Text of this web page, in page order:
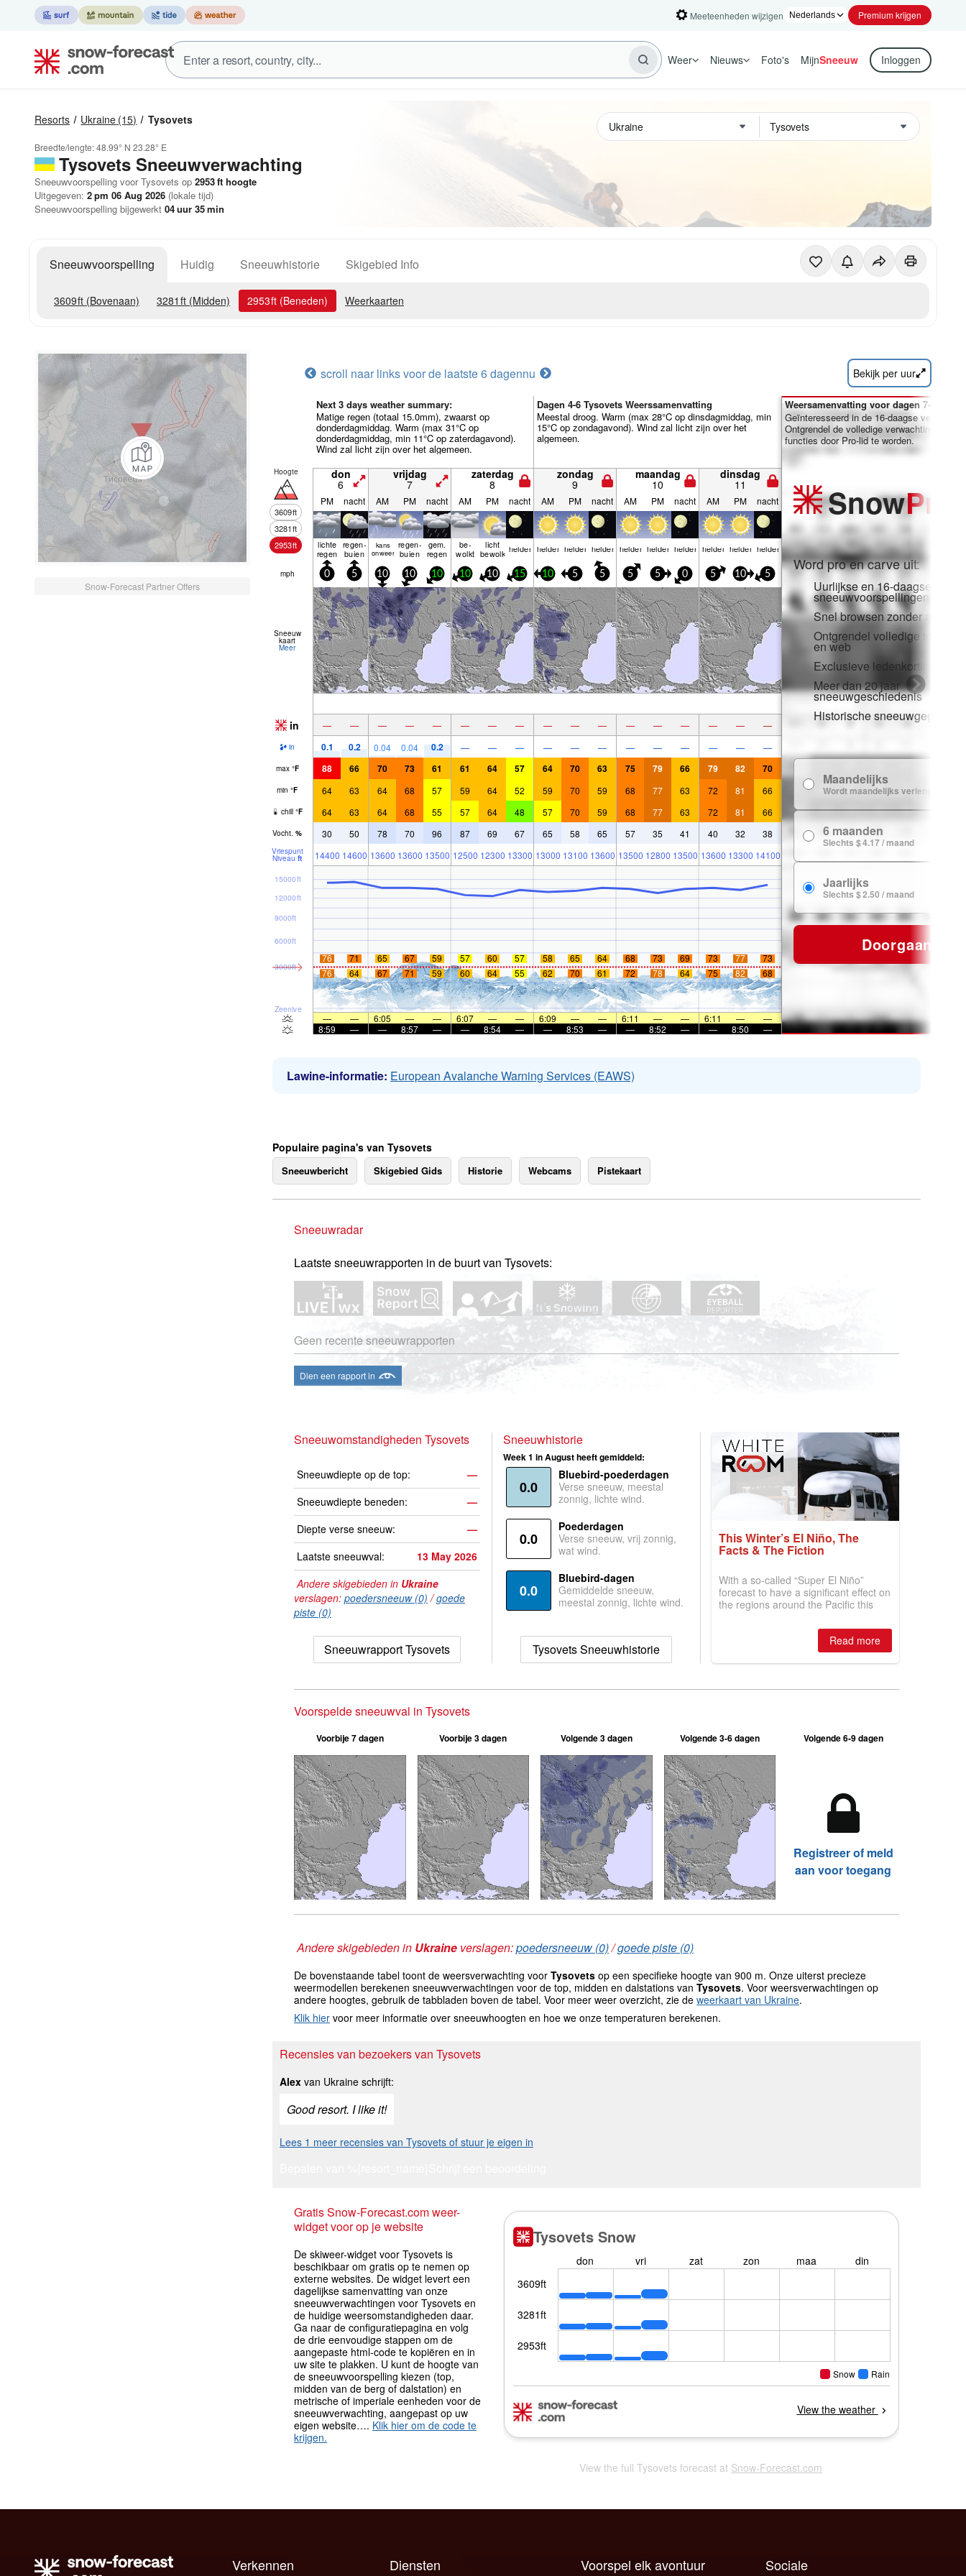
Meeteenheden wijzigen Premium krijgen
Weer Nieuws Foto's MijnSneeuw Inloggen
Resorts Ukraine (15) Tysovets
Breedte/lengte:48.99° N 23.28° E
Tysovets Sneeuwverwachting
Sneeuwvoorspelling voor Tysovets op 2953ft hoogte
Uitgegeven: 2 pm 06 Aug 2026 (lokale tijd)
Sneeuwvoorspelling bijgewerkt 04uur 35min
Sneeuwvoorspelling Huidig Sneeuwhistorie Skigebied Info
3609ft (Bovenaan) 3281 ft (Midden) 2953ft (Beneden) Weerkaarten
Snow-Forecast Partner Offers
scroll naar links voor de laatste 6 dagennu Bekijk per uur
Next 3 days weather summary:
Matige regen (totaal 15.0mm), zwaarst op
donderdagmiddag. Warm (max 31°C op
donderdagmiddag, min 11°C op zaterdagavond).
Wind zal licht zijn over het algemeen.
Dagen 4-6 Tysovets Weerssamenvatting
Meestal droog. Warm (max 28°C op dinsdagmiddag, min
15°C op zondagavond). Wind zal licht zijn over het
algemeen.
Hoogte
3609ft
3281ft
2953ft
don
6
vrijdag
7
zaterdag
8
zondag
9
maandag
10
dinsdag
11
PM nacht AM PM nacht AM PM nacht AM PM nacht AM PM nacht AM PM nacht
lichte
regen
regen­
buien
kans
onweer
regen­
buien
gem.
regen
be­
wolkt
licht
bewolkt helder helder helder helder helder helder helder helder helder helder
mph 0 5 10 10 10 10 10 15 10 5 5 5 5 0 5 10 5
Sneeuw
kaart
Meer
in — — — — — — — — — — — — — — — — —
in 0.1 0.2 0.04 0.04 0.2 — — — — — — — — — — — —
max °F 88 66 70 73 61 61 64 57 64 70 63 75 79 66 79 82 70
min °F 64 63 64 68 57 59 64 52 59 70 59 68 77 63 72 81 66
chill °F 64 63 64 68 55 57 64 48 57 70 59 68 77 63 72 81 66
Vocht. % 30 50 78 70 96 87 69 67 65 58 65 57 35 41 40 32 38
Vriespunt
Niveau ft 14400 14600 13600 13600 13500 12500 12300 13300 13000 13100 13600 13500 12800 13500 13600 13300 14100
Zeeniveau
3000ft
6000ft
9000ft
12000ft
15000ft
76 71 65 67 59 57 60 57 58 65 64 68 73 69 73 77
73
76
64 67 71 59 60 64 55 62 70 61 72 78 64 75 82 68
— — 6:05 — — 6:07 — — 6:09 — — 6:11 — — 6:11 —
—
8:59
— — 8:57 — — 8:54 — — 8:53 — — 8:52 — — 8:50 —
Weersamenvatting voor dagen 7-16:
Geïnteresseerd in de 16-daagse
Ontgrendel de volledige verwachting en
functies door Pro-lid te worden.
SnowPro
Word pro en carve uit:
Uurlijkse en 16-daagse
sneeuwvoorspellingen
Snel browsen zonder
Ontgrendel volledige
en web
Exclusieve ledenkortingen
Meer dan 20 jaar
sneeuwgeschiedenis
Historische sneeuwgegevens
Maandelijks
Wordt maandelijks verlengd
6 maanden
Slechts $ 4.17 / maand
Jaarlijks
Slechts $ 2.50 / maand
Doorgaan
Lawine-informatie: European Avalanche Warning Services (EAWS)
Populaire pagina's van Tysovets
Sneeuwbericht Skigebied Gids Historie Webcams Pistekaart
Sneeuwradar
Laatste sneeuwrapporten in de buurt van Tysovets:
Geen recente sneeuwrapporten
Dien een rapport in
Sneeuwomstandigheden Tysovets
Sneeuwdiepte op de top:
—
Sneeuwdiepte beneden:
—
Diepte verse sneeuw:
—
Laatste sneeuwval:
13 May 2026
Andere skigebieden in Ukraine
verslagen: poedersneeuw (0) /goede
piste (0)
Sneeuwrapport Tysovets
Sneeuwhistorie
Week 1 in August heeft gemiddeld:
0.0
Bluebird-poederdagen
Verse sneeuw, meestal
zonnig, lichte wind.
0.0
Poederdagen
Verse sneeuw, vrij zonnig,
wat wind.
0.0
Bluebird-dagen
Gemiddelde sneeuw,
meestal zonnig, lichte wind.
Tysovets Sneeuwhistorie
This Winter’s El Niño, The
Facts & The Fiction
With a so-called “Super El Niño”
forecast to have a significant effect on
the regions around the Pacific this
is simple: book now or wait, and
where are the best odds?Read more
Voorspelde sneeuwval in Tysovets
Voorbije 7 dagen Voorbije 3 dagen Volgende 3 dagen Volgende 3-6 dagen Volgende 6-9 dagen
Registreer of meld
aan voor toegang
Andere skigebieden in Ukraine verslagen:poedersneeuw (0)/goede piste (0)
De bovenstaande tabel toont de weersverwachting voor Tysovets op een specifieke hoogte van 900 m. Onze uiterst precieze
weermodellen berekenen sneeuwverwachtingen voor de top, midden en dalstations van Tysovets. Voor weersverwachtingen op
andere hoogtes, gebruik de tabbladen boven de tabel. Voor meer weer overzicht, zie de weerkaart van Ukraine.
Klik hier voor meer informatie over sneeuwhoogten en hoe we onze temperaturen berekenen.
Recensies van bezoekers van Tysovets
Alex van Ukraine schrijft:
Good resort. I like it!
Lees 1 meer recensies van Tysovets of stuur je eigen in
Gratis Snow-Forecast.com weer-
widget voor op je website
De skiweer-widget voor Tysovets is
beschikbaar om gratis op te nemen op
externe websites. De widget levert een
dagelijkse samenvatting van onze
sneeuwverwachtingen voor Tysovets en
de huidige weersomstandigheden daar.
Ga naar de configuratiepagina en volg
de drie eenvoudige stappen om de
aangepaste html-code te kopiëren en in
uw site te plakken. U kunt de hoogte van
de sneeuwvoorspelling kiezen (top,
midden van de berg of dalstation) en
metrische of imperiale eenheden voor de
sneeuwverwachting, aangepast op uw
eigen website…. Klik hier om de code te
krijgen.
View the full Tysovets forecast at Snow-Forecast.com
Verkennen Diensten Sociale
Voorspel elk avontuur